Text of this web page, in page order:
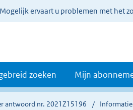
Mogelijk ervaart u problemen met het
zoeken Mijn
antwoord nr. 2021Z15196